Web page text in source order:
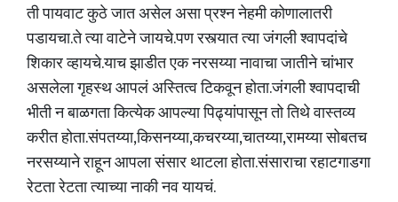
ती पायवाट कुठे जात असेल असा प्रश्न नेहमी कोणालातरी
पडायचा.ते त्या वाटेने जायचे.पण रस्त्यात त्या जंगली श्वापदांचे
शिकार व्हायचे.याच झाडीत एक नरसय्या नावाचा जातीने चांभार
असलेला गृहस्थ आपलं अस्तित्व टिकवून होता.जंगली श्वापदाची
भीती न बाळगता कित्येक आपल्या पिढ्यांपासून तो तिथे वास्तव्य
करीत होता.संपतय्या,किसनय्या,कचरय्या,चातय्या,रामय्या सोबतच
नरसय्याने राहून आपला संसार थाटला होता.संसाराचा रहाटगाडगा
रेटता रेटता त्याच्या नाकी नव यायचं.